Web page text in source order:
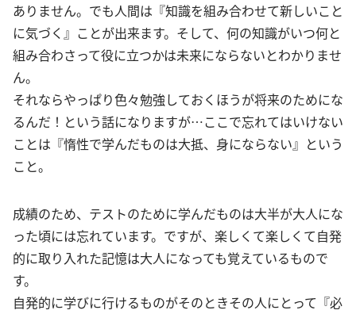
ありません。でも人間は『知識を組み合わせて新しいこと
に気づく』ことが出来ます。そして、何の知識がいつ何と
組み合わさって役に立つかは未来にならないとわかりませ
ん。
それならやっぱり色々勉強しておくほうが将来のためにな
るんだ！という話になりますが…ここで忘れてはいけない
ことは『惰性で学んだものは大抵、身にならない』という
こと。
成績のため、テストのために学んだものは大半が大人にな
った頃には忘れています。ですが、楽しくて楽しくて自発
的に取り入れた記憶は大人になっても覚えているもので
す。
自発的に学びに行けるものがそのときその人にとって『必